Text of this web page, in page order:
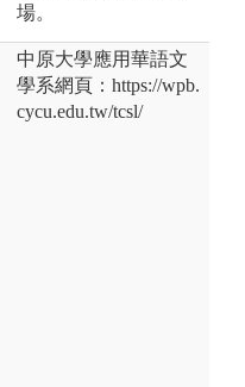
場。
中原大學應用華語文
學系網頁：https://wpb.
cycu.edu.tw/tcsl/